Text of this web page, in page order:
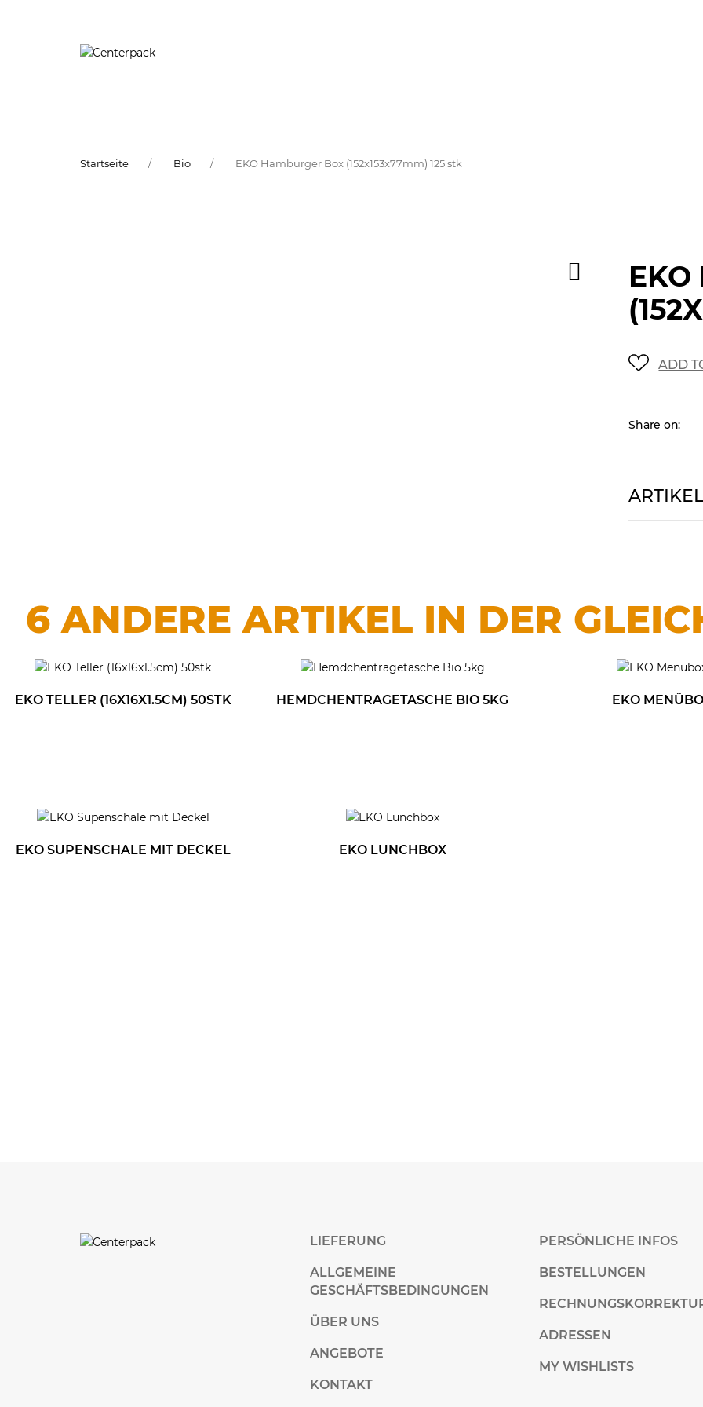
Startseite Bio EKO Hamburger Box (152x153x77mm) 125 stk
EKO
ADD
Share on:
6 ANDERE ARTIKEL IN DER
EKO TELLER (16X16X1.5CM) 50STK HEMDCHENTRAGETASCHE BIO 5KG EKO
EKO SUPENSCHALE MIT DECKEL EKO LUNCHBOX
LIEFERUNG
ALLGEMEINE
GESCHÄFTSBEDINGUNGEN
ÜBER UNS
ANGEBOTE
KONTAKT
PERSÖNLICHE INFOS
BESTELLUNGEN
ADRESSEN
MY WISHLISTS